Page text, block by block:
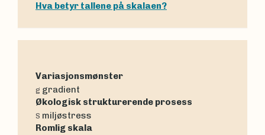
Hva betyr tallene på skalaen?
Variasjonsmønster
g gradient
Økologisk strukturerende prosess
S miljøstress
Romlig skala